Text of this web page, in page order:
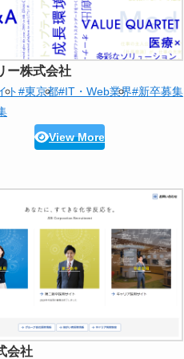
ー株式会社
ト#東京都#IT・Web業界#新卒募集
View More
会社